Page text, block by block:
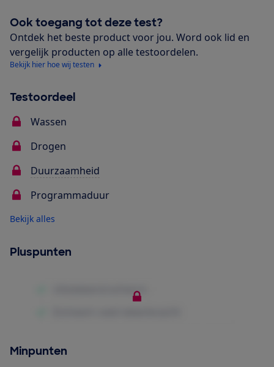
Ook toegang tot deze test?
Ontdek het beste product voor jou. Word ook lid en
vergelijk producten op alle testoordelen.
Bekijk hier hoe wij testen
Testoordeel
Wassen
Drogen
Duurzaamheid
Programmaduur
Bekijk alles
Pluspunten
Minpunten